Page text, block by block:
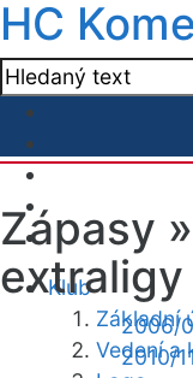
HC
Klub
Základní
Vedení a
Zápasy »
extraligy
2006/
2010/